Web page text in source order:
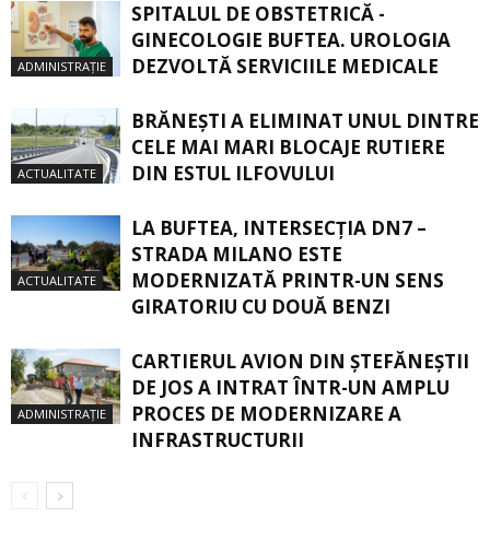
ADMINISTRAȚIE
SPITALUL DE OBSTETRICĂ -
GINECOLOGIE BUFTEA. UROLOGIA
DEZVOLTĂ SERVICIILE MEDICALE
ACTUALITATE
BRĂNEȘTI A ELIMINAT UNUL DINTRE
CELE MAI MARI BLOCAJE RUTIERE
DIN ESTUL ILFOVULUI
ACTUALITATE
LA BUFTEA, INTERSECŢIA DN7 –
STRADA MILANO ESTE
MODERNIZATĂ PRINTR-UN SENS
GIRATORIU CU DOUĂ BENZI
ADMINISTRAȚIE
CARTIERUL AVION DIN ŞTEFĂNEŞTII
DE JOS A INTRAT ÎNTR-UN AMPLU
PROCES DE MODERNIZARE A
INFRASTRUCTURII